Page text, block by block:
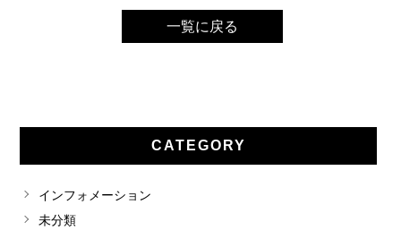
一覧に戻る
CATEGORY
インフォメーション
未分類